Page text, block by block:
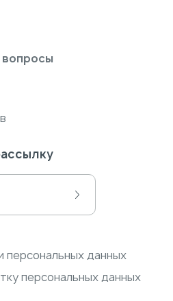
персональных данных
персональных данных